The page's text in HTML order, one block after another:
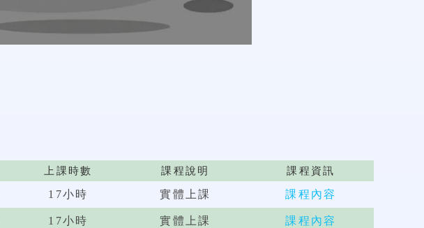
上課時數 課程說明 課程資訊
17小時 實體上課 課程內容
17小時 實體上課 課程內容